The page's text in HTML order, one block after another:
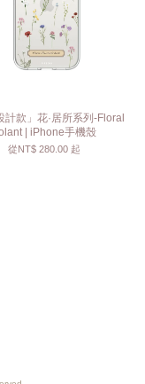
計款」花·居所系列-Floral
| iPhone手機殼
從NT$ 280.00 起